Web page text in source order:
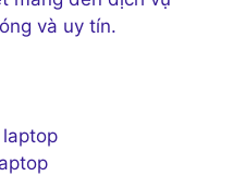
và uy tín.
laptop